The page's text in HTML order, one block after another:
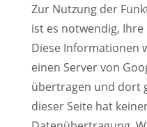
Zur Nutzung der
ist es notwendig, Ihre
Diese Informationen
einen Server von
übertragen und dort
dieser Seite hat